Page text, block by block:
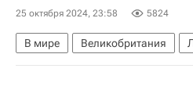
АПЛ 2026-2027 (Чемпионат
25 октября 2024, 23:58 5824
В мире Великобритания